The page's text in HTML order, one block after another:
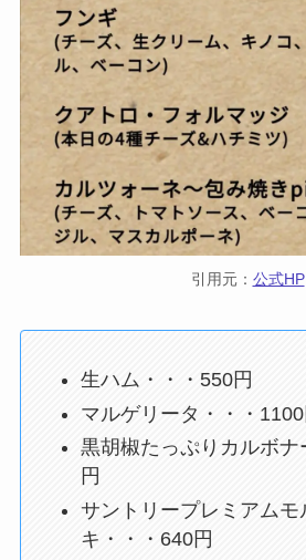
引用元： 公式HP
生ハム・・・550円
マルゲリータ・・・1100
黒胡椒たっぷりカルボ
円
サントリープレミアム
キ・・・640円